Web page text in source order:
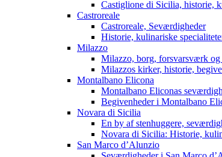
Castiglione di Sicilia, historie,
Castroreale
Castroreale, Seværdigheder
Historie, kulinariske
Milazzo
Milazzo, borg, forsvarsværk
Milazzos kirker, historie,
Montalbano Elicona
Montalbano Eliconas
Begivenheder i Montalbano
Novara di Sicilia
En by af stenhuggere,
Novara di Sicilia: Historie,
San Marco d’Alunzio